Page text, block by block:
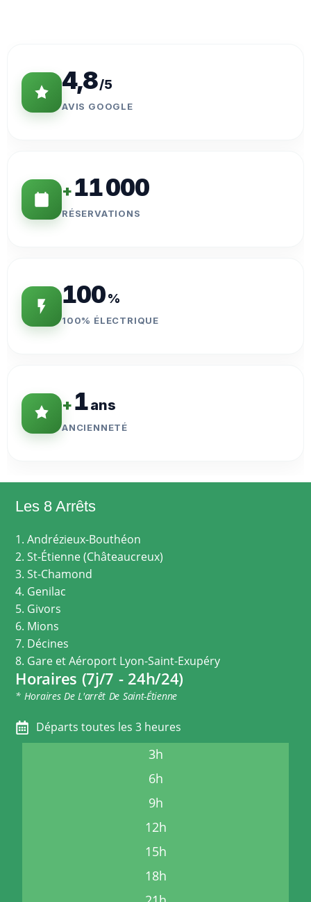
4,8/5
AVIS GOOGLE
+11 000
RÉSERVATIONS
100%
100% ÉLECTRIQUE
+1ans
ANCIENNETÉ
Les 8 Arrêts
1. Andrézieux-Bouthéon
2. St-Étienne (Châteaucreux)
3. St-Chamond
4. Genilac
5. Givors
6. Mions
7. Décines
8. Gare et Aéroport Lyon-Saint-Exupéry
Horaires (7j/7 - 24h/24)
* Horaires De L'arrêt De Saint-Étienne
Départs toutes les 3 heures
3h
6h
9h
12h
15h
18h